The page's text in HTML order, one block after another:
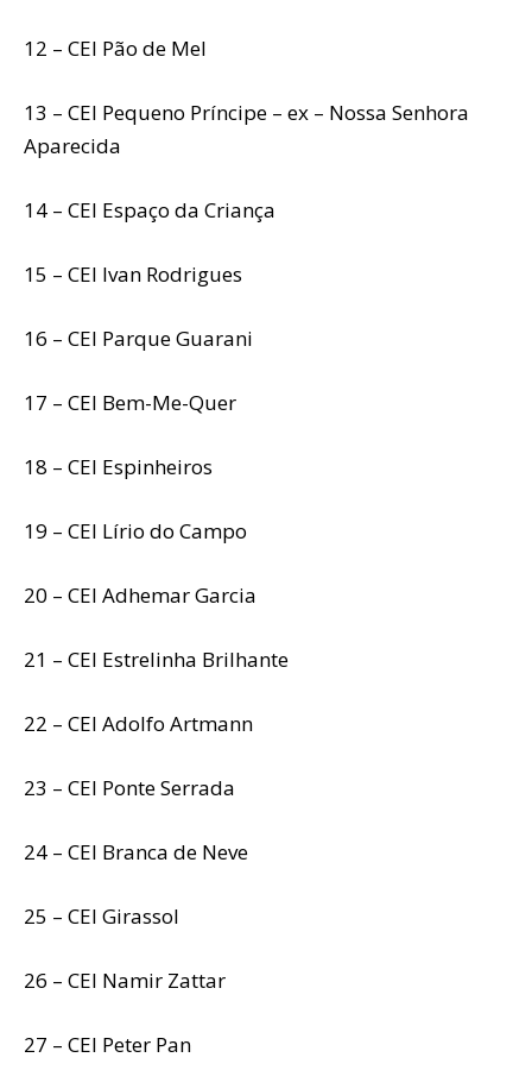
12 – CEI Pão de Mel
13 – CEI Pequeno Príncipe – ex – Nossa Senhora
Aparecida
14 – CEI Espaço da Criança
15 – CEI Ivan Rodrigues
16 – CEI Parque Guarani
17 – CEI Bem-Me-Quer
18 – CEI Espinheiros
19 – CEI Lírio do Campo
20 – CEI Adhemar Garcia
21 – CEI Estrelinha Brilhante
22 – CEI Adolfo Artmann
23 – CEI Ponte Serrada
24 – CEI Branca de Neve
25 – CEI Girassol
26 – CEI Namir Zattar
27 – CEI Peter Pan